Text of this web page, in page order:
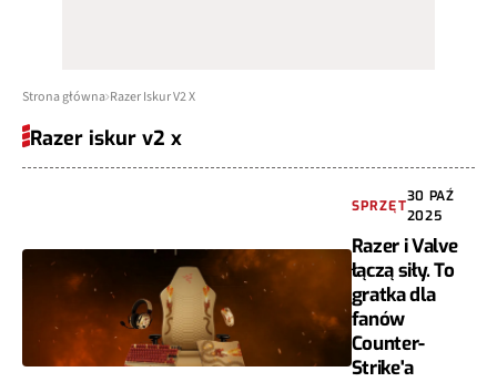
Strona główna Razer Iskur V2 X
Razer iskur v2 x
SPRZĘT
30 PAŹ
2025
Razer i Valve
łączą siły. To
gratka dla
fanów
Counter-
Strike'a